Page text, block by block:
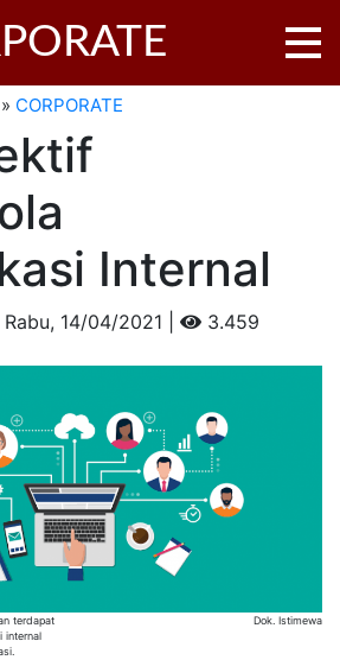
» CORPORATE
Internal
14/04/2021 | 3.459
terdapat
internal
Dok. Istimewa